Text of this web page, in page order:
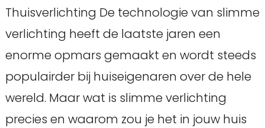
Thuisverlichting De technologie van slimme
verlichting heeft de laatste jaren een
enorme opmars gemaakt en wordt steeds
populairder bij huiseigenaren over de hele
wereld. Maar wat is slimme verlichting
precies en waarom zou je het in jouw huis